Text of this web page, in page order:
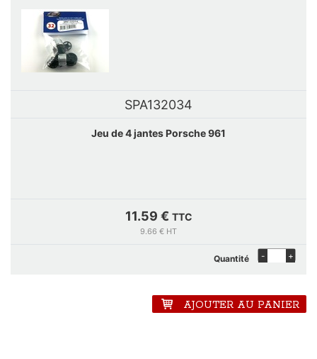
SPA132034
Jeu de 4 jantes Porsche 961
11.59 € TTC
9.66 € HT
Quantité - +
AJOUTER AU PANIER